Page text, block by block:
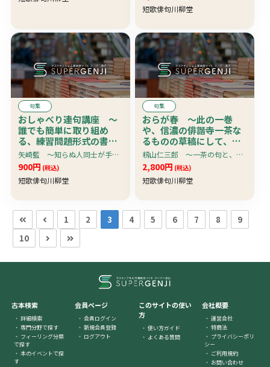
短歌俳句川柳堂
句集
おしゃべり連句講座 〜
誰でも簡単に取り組め
る、練習問題形式の書き
込み付きの連句入門書。
さあ、楽しく連句に入門
です・・・
矢崎藍 〜知らぬ人同士が手紙、ファックス、インターネットで仲間になる。恋も自然も人生も、楽しいおしゃべり感覚で連句を詠む
900円 (税込)
短歌俳句川柳堂
句集
おらが春 〜此の一巻
や、信濃の俳諧寺一茶な
るものの草稿にして、風
調洒々落々と杜をなす。
こや寸毫も洒落にあら
ず・・・
籾山仁三郎 〜一茶の句と、解説文と、挿絵と。 目出度さも中位なりおらが春、われと来て遊べや親のない雀・・・
2,800円 (税込)
短歌俳句川柳堂
1 2 3 4 5 6 7 8
9
10
古本検索
詳細検索
専門分野で探す
フィーリング分類
で探す
本のイベントで探
す
会員ページ
会員ログイン
新規会員登録
ログアウト
このサイトの使い
方
使い方ガイド
よくある質問
会社概要
運営会社
特商法
プライバシーポリ
シー
ご利用規約
お問い合わせ